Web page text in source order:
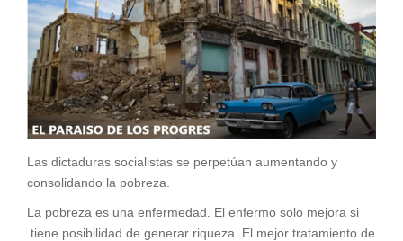
ó
n
Las dictaduras socialistas se perpetúan aumentando y
consolidando la pobreza.
La pobreza es una enfermedad. El enfermo solo mejora si
tiene posibilidad de generar riqueza. El mejor tratamiento de